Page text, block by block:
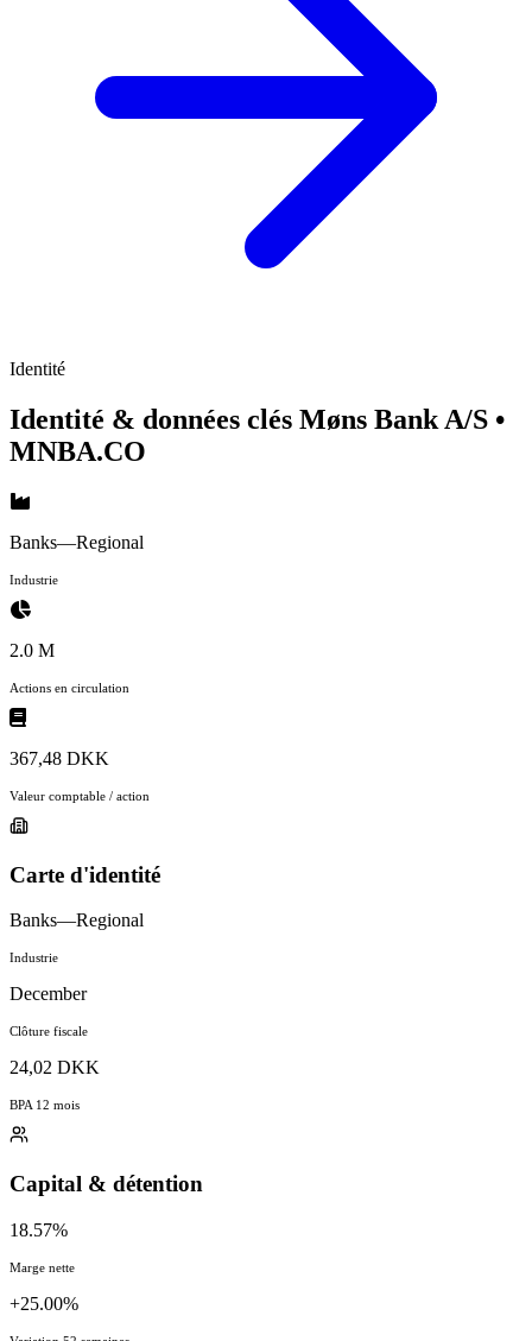
Identité
Identité & données clés Møns Bank A/S •
MNBA.CO
Banks—Regional
Industrie
2.0 M
Actions en circulation
367,48 DKK
Valeur comptable / action
Carte d'identité
Banks—Regional
Industrie
December
Clôture fiscale
24,02 DKK
BPA 12 mois
Capital & détention
18.57%
Marge nette
+25.00%